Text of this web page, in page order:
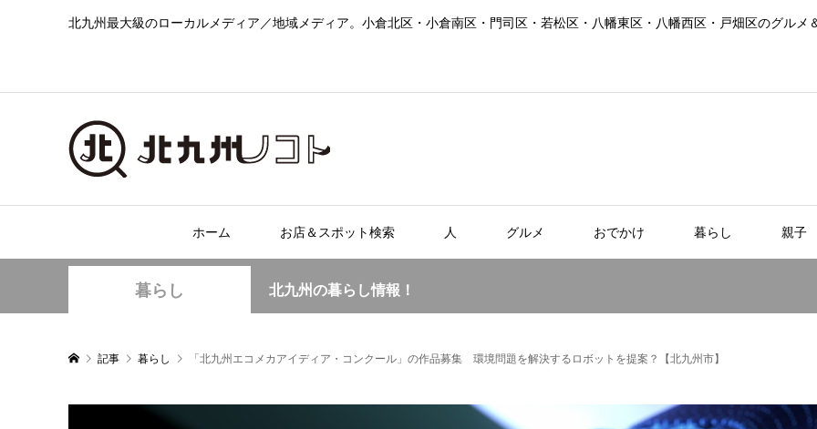
北九州最大級のローカルメディア／地域メディア。小倉北区・小倉南区・門司区・若松区・八幡東区・八幡西区・戸畑区のグル
ホーム お店＆スポット検索 人 グルメ おでかけ 暮らし 親子
暮らし 北九州の暮らし情報！
記事 暮らし 「北九州エコメカアイディア・コンクール」の作品募集 環境問題を解決するロボットを提案？【北九州市】